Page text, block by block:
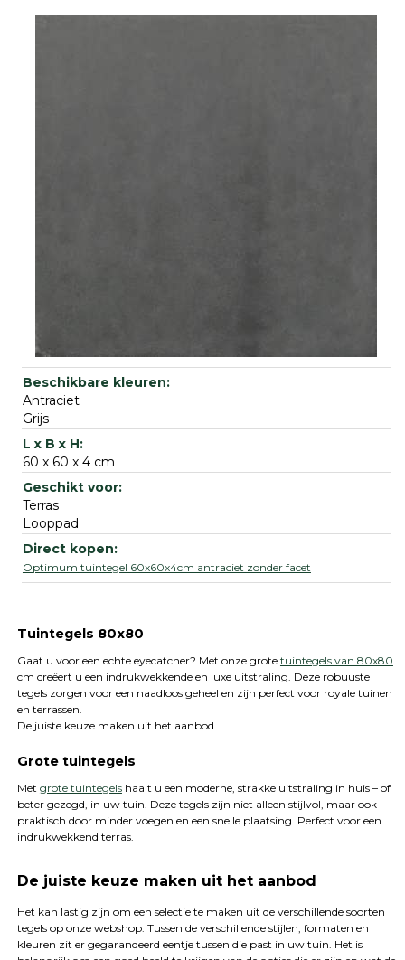
Antraciet
Grijs
60 x 60 x 4 cm
Terras
Looppad
Optimum tuintegel 60x60x4cm antraciet zonder facet
Tuintegels 80x80
Gaat u voor een echte eyecatcher? Met onze grote tuintegels van 80x80
cm creëert u een indrukwekkende en luxe uitstraling. Deze robuuste
tegels zorgen voor een naadloos geheel en zijn perfect voor royale tuinen
en terrassen.
De juiste keuze maken uit het aanbod
Grote tuintegels
Met grote tuintegelshaalt u een moderne, strakke uitstraling in huis – of
beter gezegd, in uw tuin. Deze tegels zijn niet alleen stijlvol, maar ook
praktisch door minder voegen en een snelle plaatsing. Perfect voor een
indrukwekkend terras.
De juiste keuze maken uit het aanbod
Het kan lastig zijn om een selectie te maken uit de verschillende soorten
tegels op onze webshop. Tussen de verschillende stijlen, formaten en
kleuren zit er gegarandeerd eentje tussen die past in uw tuin. Het is